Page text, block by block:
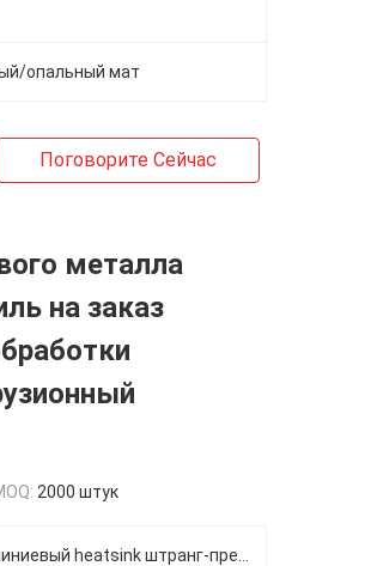
опальный мат
Поговорите Сейчас
металла
на заказ
2000 штук